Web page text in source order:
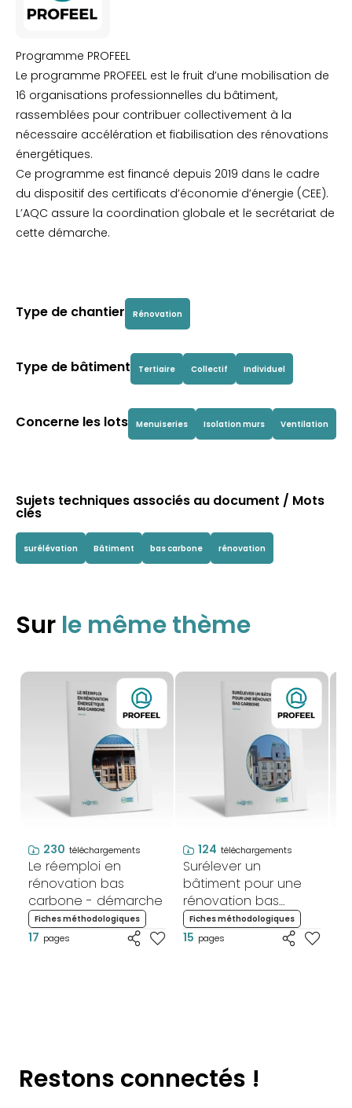
Programme PROFEEL
Le programme PROFEEL est le fruit d’une mobilisation de
16 organisations professionnelles du bâtiment,
rassemblées pour contribuer collectivement à la
nécessaire accélération et fiabilisation des rénovations
énergétiques.
Ce programme est financé depuis 2019 dans le cadre
du dispositif des certificats d’économie d’énergie (CEE).
L’AQC assure la coordination globale et le secrétariat de
cette démarche.
Type de chantier Rénovation
Type de bâtiment Tertiaire Collectif Individuel
Concerne les lots Menuiseries Isolation murs Ventilation
Sujets techniques associés au document / Mots
clés
surélévation Bâtiment bas carbone rénovation
Sur le même thème
230 téléchargements
Le réemploi en
rénovation bas
carbone - démarche
Fiches méthodologiques
17 pages
124 téléchargements
Surélever un
bâtiment pour une
rénovation bas
carbone – Mise en
œuvre
Fiches méthodologiques
15 pages
Restons connectés !